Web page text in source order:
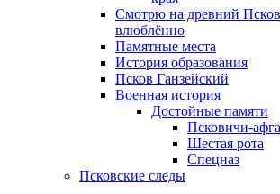
Смотрю на древний Псков
влюблённо
Памятные места
История образования
Псков Ганзейский
Военная история
Достойные памяти
Псковичи-
Шестая рота
Спецназ
Псковские следы